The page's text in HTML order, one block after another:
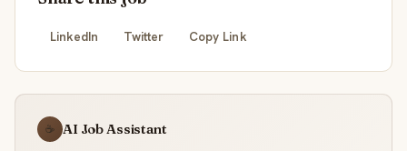
LinkedIn Twitter Copy Link
☕ AI Job Assistant